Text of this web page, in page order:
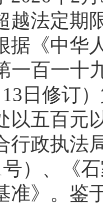
越法定期
据《中华
一百一十
13日修订
以五百元
行政执法
号）、《
准》。鉴